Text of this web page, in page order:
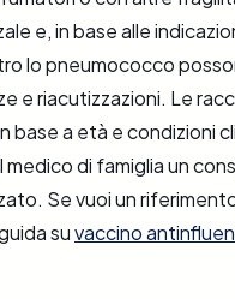
e, in base alle
lo pneumococco
e riacutizzazioni. Le
base a età e condizioni
medico di famiglia un
Se vuoi un
suvaccino